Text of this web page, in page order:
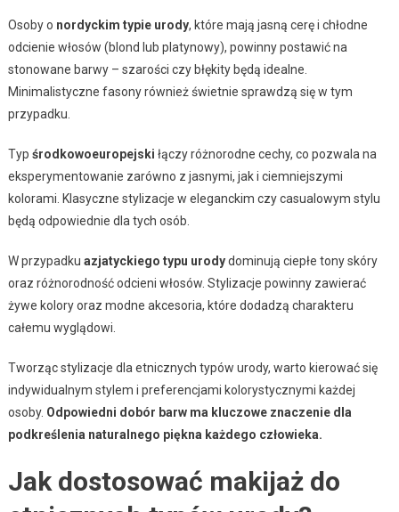
Osoby o nordyckim typie urody, które mają jasną cerę i chłodne
odcienie włosów (blond lub platynowy), powinny postawić na
stonowane barwy – szarości czy błękity będą idealne.
Minimalistyczne fasony również świetnie sprawdzą się w tym
przypadku.
Typ środkowoeuropejski łączy różnorodne cechy, co pozwala na
eksperymentowanie zarówno z jasnymi, jak i ciemniejszymi
kolorami. Klasyczne stylizacje w eleganckim czy casualowym stylu
będą odpowiednie dla tych osób.
W przypadku azjatyckiego typu urodydominują ciepłe tony skóry
oraz różnorodność odcieni włosów. Stylizacje powinny zawierać
żywe kolory oraz modne akcesoria, które dodadzą charakteru
całemu wyglądowi.
Tworząc stylizacje dla etnicznych typów urody, warto kierować się
indywidualnym stylem i preferencjami kolorystycznymi każdej
osoby. Odpowiedni dobór barw ma kluczowe znaczenie dla
podkreślenia naturalnego piękna każdego człowieka.
Jak dostosować makijaż do